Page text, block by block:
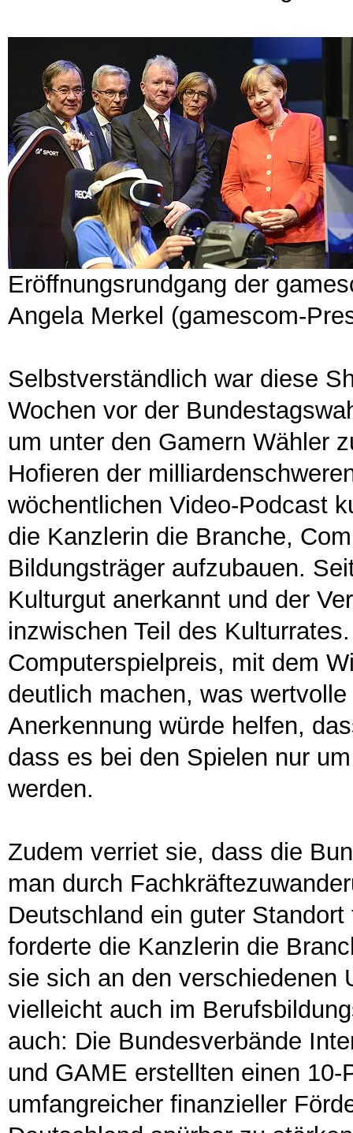
Eröffnungsrundgang der
Angela Merkel (gamescom-
Selbstverständlich war diese
Wochen vor der
um unter den Gamern Wähler
Hofieren der
wöchentlichen Video-Podcast
die Kanzlerin die Branche,
Bildungsträger aufzubauen.
Kulturgut anerkannt und der
inzwischen Teil des
Computerspielpreis, mit dem
deutlich machen, was
Anerkennung würde helfen,
dass es bei den Spielen nur
werden.
Zudem verriet sie, dass die
man durch
Deutschland ein guter
forderte die Kanzlerin die
sie sich an den verschiedenen
vielleicht auch im
auch: Die Bundesverbände
und GAME erstellten einen
umfangreicher finanzieller